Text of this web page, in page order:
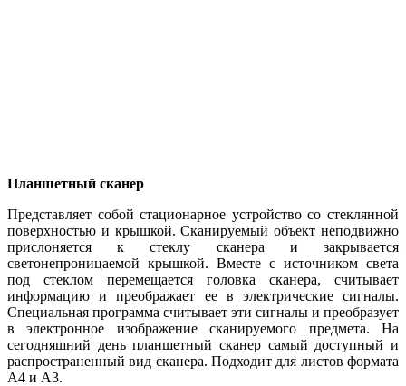
Планшетный сканер
Представляет собой стационарное устройство со стеклянной
поверхностью и крышкой. Сканируемый объект неподвижно
прислоняется к стеклу сканера и закрывается
светонепроницаемой крышкой. Вместе с источником света
под стеклом перемещается головка сканера, считывает
информацию и преображает ее в электрические сигналы.
Специальная программа считывает эти сигналы и преобразует
в электронное изображение сканируемого предмета. На
сегодняшний день планшетный сканер самый доступный и
распространенный вид сканера. Подходит для листов формата
А4 и А3.